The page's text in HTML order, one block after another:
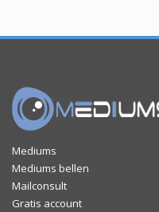
Mediums
Mediums bellen
Mailconsult
Gratis account